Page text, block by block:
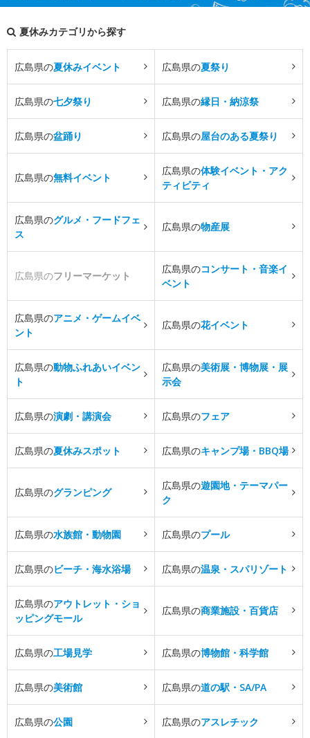
夏休みカテゴリから探す
広島県の夏休みイベント 広島県の夏祭り
広島県の七夕祭り 広島県の縁日・納涼祭
広島県の盆踊り 広島県の屋台のある夏祭り
広島県の無料イベント
広島県の体験イベント・アク
ティビティ
広島県のグルメ・フードフェ
ス
広島県の物産展
広島県のフリーマーケット
広島県のコンサート・音楽イ
ベント
広島県のアニメ・ゲームイベ
ント
広島県の花イベント
広島県の動物ふれあいイベン
ト
広島県の美術展・博物展・展
示会
広島県の演劇・講演会 広島県のフェア
広島県の夏休みスポット 広島県のキャンプ場・BBQ場
広島県のグランピング
広島県の遊園地・テーマパー
ク
広島県の水族館・動物園 広島県のプール
広島県のビーチ・海水浴場 広島県の温泉・スパリゾート
広島県のアウトレット・ショ
ッピングモール
広島県の商業施設・百貨店
広島県の工場見学 広島県の博物館・科学館
広島県の美術館 広島県の道の駅・SA/PA
広島県の公園 広島県のアスレチック